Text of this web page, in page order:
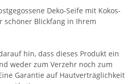
Deko-Seife mit Kokos-
schöner Blickfang in Ihrem
hin, dass dieses Produkt ein
weder zum Verzehr noch zum
Garantie auf Hautverträglichkeit